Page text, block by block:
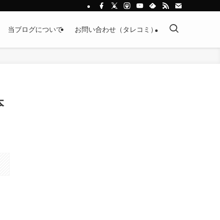
当ブログについて お問い合わせ（タレコミ）